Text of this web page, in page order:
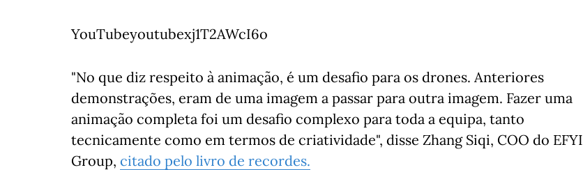
YouTubeyoutubexj1T2AWcI6o
"No que diz respeito à animação, é um desafio para os drones. Anteriores
demonstrações, eram de uma imagem a passar para outra imagem. Fazer uma
animação completa foi um desafio complexo para toda a equipa, tanto
tecnicamente como em termos de criatividade", disse Zhang Siqi, COO do EFYI
Group, citado pelo livro de recordes.